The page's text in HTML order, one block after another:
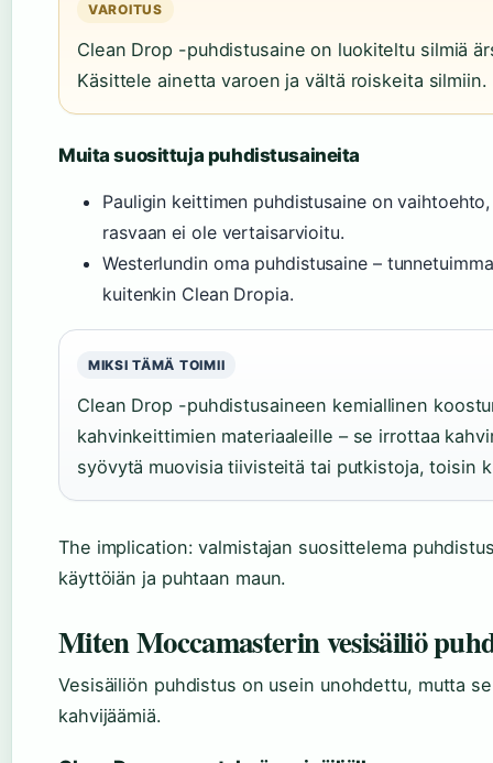
VAROITUS
Clean Drop -puhdistusaine on luokiteltu silmiä
Käsittele ainetta varoen ja vältä roiskeita silmiin.
Muita suosittuja puhdistusaineita
Pauligin keittimen puhdistusaine on
rasvaan ei ole vertaisarvioitu.
Westerlundin oma puhdistusaine –
kuitenkin Clean Dropia.
MIKSI TÄMÄ TOIMII
Clean Drop -puhdistusaineen kemiallinen
kahvinkeittimien materiaaleille – se irrottaa
syövytä muovisia tiivisteitä tai putkistoja, toisin
The implication: valmistajan suosittelema
käyttöiän ja puhtaan maun.
Miten Moccamasterin vesisäiliö
Vesisäiliön puhdistus on usein unohdettu, mutta
kahvijäämiä.